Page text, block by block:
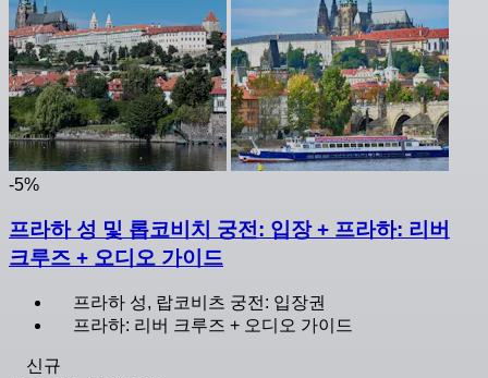
-5%
프라하 성 및 롭코비치 궁전: 입장 + 프라하: 리버
크루즈 + 오디오 가이드
프라하 성, 랍코비츠 궁전: 입장권
프라하: 리버 크루즈 + 오디오 가이드
신규